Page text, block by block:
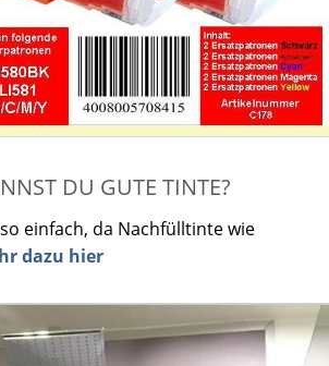
DU GUTE TINTE?
einfach, da Nachfülltinte wie
dazu hier